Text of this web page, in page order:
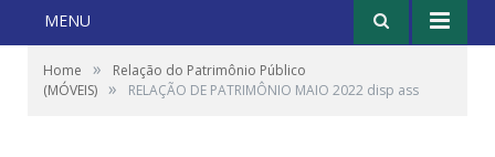
MENU
Home »
Relação do Patrimônio Público
(MÓVEIS) » RELAÇÃO DE PATRIMÔNIO MAIO 2022 disp ass